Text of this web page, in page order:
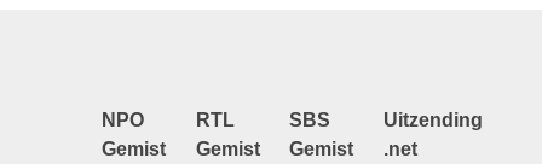
NPO
Gemist
RTL
Gemist
SBS
Gemist
Uitzending
.net